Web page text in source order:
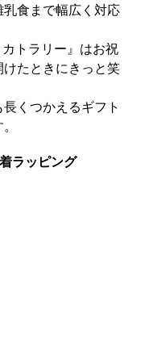
食まで幅広く対応
トラリー』はお祝
たときにきっと笑
くつかえるギフト
ラッピング